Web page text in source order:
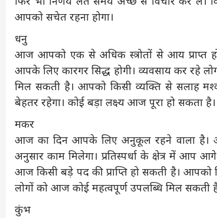
आपको सचेत रहना होगा।
धनु
आज आपको एक से अधिक स्त्रोतों से आय प्राप्त
आपके लिए कारगर सिद्ध होगी। व्यवसाय कर रहे
मिल सकती है। आपको किसी व्यक्ति से सलाह
बेहतर रहेगा। कोई बड़ा लक्ष्य आज पूरा हो सकता
मकर
आज का दिन आपके लिए अनुकूल रहने वाला है।
अनुसार काम मिलेगा। प्रतिस्पर्धा के क्षेत्र में आप
आज किसी बड़े पद की प्राप्ति हो सकती है। आपको
लोगों को आज कोई महत्वपूर्ण उपलब्धि मिल सकती
कुंभ